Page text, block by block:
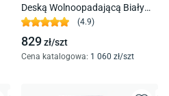
Deską Wolnoopadającą Biały
Połysk Ottawacspmwbp
(4.9)
829zł/szt
Cena katalogowa: 1 060 zł/szt